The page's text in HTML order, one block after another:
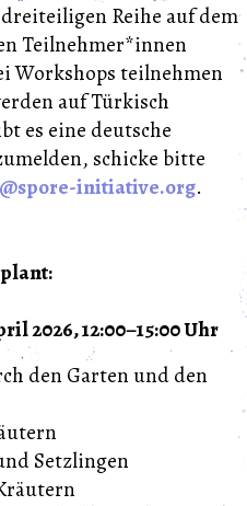
Reihe auf dem
Teilnehmer*innen
Workshops teilnehmen
auf Türkisch
es eine deutsche
schicke bitte
initiative.org.
2026, 12:00–15:00 Uhr
den Garten und den
Setzlingen